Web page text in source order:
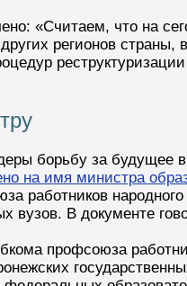
«Считаем, что на
регионов страны,
борьбу за
на имя министра
работников
вузов. В документе
профсоюза